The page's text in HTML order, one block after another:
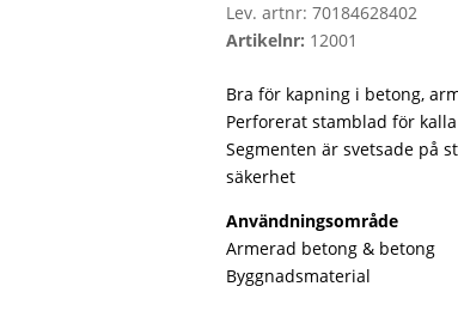
Lev. artnr: 70184628402
Artikelnr: 12001
Bra för kapning i betong,
Perforerat stamblad för
Segmenten är svetsade på
säkerhet
Användningsområde
Armerad betong & betong
Byggnadsmaterial